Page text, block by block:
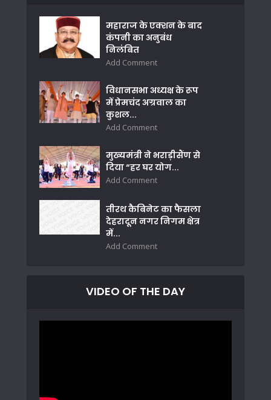
महाराज के एक्शन के बाद
कंपनी का अनुबंध
निलंबित
Add Comment
विधानसभा अध्यक्ष के रूप
में प्रेमचंद अग्रवाल का
कुशल...
Add Comment
मुख्यमंत्री ने भराड़ीसैंण से
दिया “हर घर योग...
Add Comment
तीरथ कैबिनेट का फैसला
देहरादून नगर निगम क्षेत्र
में...
Add Comment
VIDEO OF THE DAY